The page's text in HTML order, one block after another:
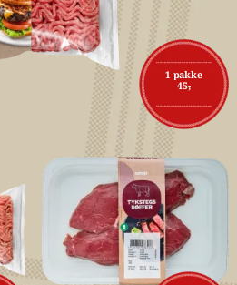
1 pakke
45,-